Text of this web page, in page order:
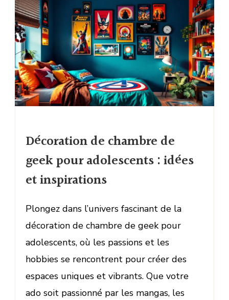
Décoration de chambre de
geek pour adolescents : idées
et inspirations
Plongez dans l’univers fascinant de la
décoration de chambre de geek pour
adolescents, où les passions et les
hobbies se rencontrent pour créer des
espaces uniques et vibrants. Que votre
ado soit passionné par les mangas, les